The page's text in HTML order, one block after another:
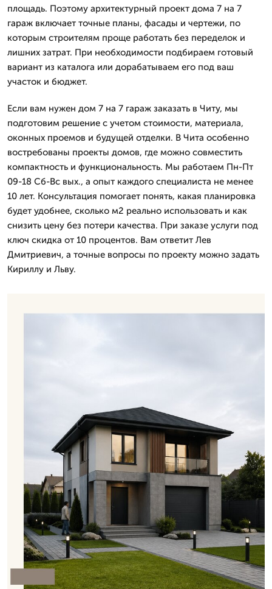
площадь. Поэтому архитектурный проект дома 7 на 7
гараж включает точные планы, фасады и чертежи, по
которым строителям проще работать без переделок и
лишних затрат. При необходимости подбираем готовый
вариант из каталога или дорабатываем его под ваш
участок и бюджет.
Если вам нужен дом 7 на 7 гараж заказать в Читу, мы
подготовим решение с учетом стоимости, материала,
оконных проемов и будущей отделки. В Чита особенно
востребованы проекты домов, где можно совместить
компактность и функциональность. Мы работаем Пн-Пт
09-18 Сб-Вс вых., а опыт каждого специалиста не менее
10 лет. Консультация помогает понять, какая планировка
будет удобнее, сколько м2 реально использовать и как
снизить цену без потери качества. При заказе услуги под
ключ скидка от 10 процентов. Вам ответит Лев
Дмитpиевич, а точные вопросы по проекту можно задать
Кириллу и Льву.